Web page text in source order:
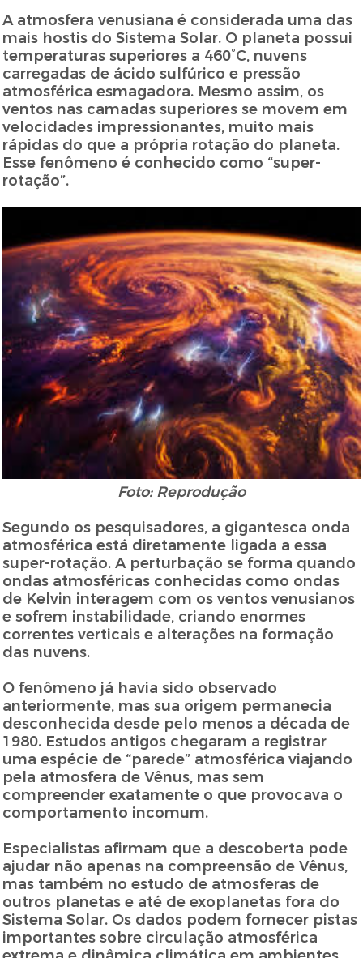
A atmosfera venusiana é considerada uma das
mais hostis do Sistema Solar. O planeta possui
temperaturas superiores a 460°C, nuvens
carregadas de ácido sulfúrico e pressão
atmosférica esmagadora. Mesmo assim, os
ventos nas camadas superiores se movem em
velocidades impressionantes, muito mais
rápidas do que a própria rotação do planeta.
Esse fenômeno é conhecido como “super-
rotação”.
Foto: Reprodução
Segundo os pesquisadores, a gigantesca onda
atmosférica está diretamente ligada a essa
super-rotação. A perturbação se forma quando
ondas atmosféricas conhecidas como ondas
de Kelvin interagem com os ventos venusianos
e sofrem instabilidade, criando enormes
correntes verticais e alterações na formação
das nuvens.
O fenômeno já havia sido observado
anteriormente, mas sua origem permanecia
desconhecida desde pelo menos a década de
1980. Estudos antigos chegaram a registrar
uma espécie de “parede” atmosférica viajando
pela atmosfera de Vênus, mas sem
compreender exatamente o que provocava o
comportamento incomum.
Especialistas afirmam que a descoberta pode
ajudar não apenas na compreensão de Vênus,
mas também no estudo de atmosferas de
outros planetas e até de exoplanetas fora do
Sistema Solar. Os dados podem fornecer pistas
importantes sobre circulação atmosférica